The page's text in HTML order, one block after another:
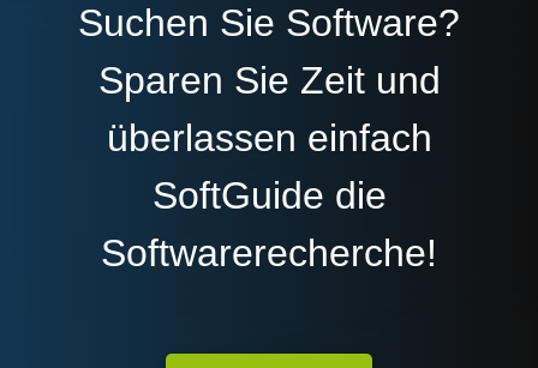
Suchen Sie Software?
Sparen Sie Zeit und
überlassen einfach
SoftGuide die
Softwarerecherche!